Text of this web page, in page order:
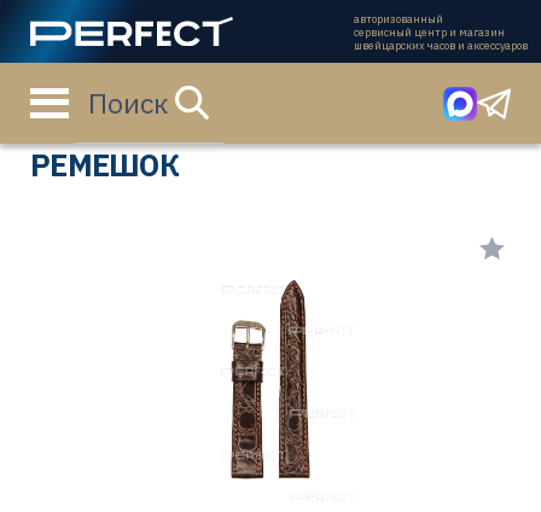
авторизованный
сервисный центр и магазин
швейцарских часов и аксессуаров
Поиск
Главная страница Каталог
РЕМЕШОК